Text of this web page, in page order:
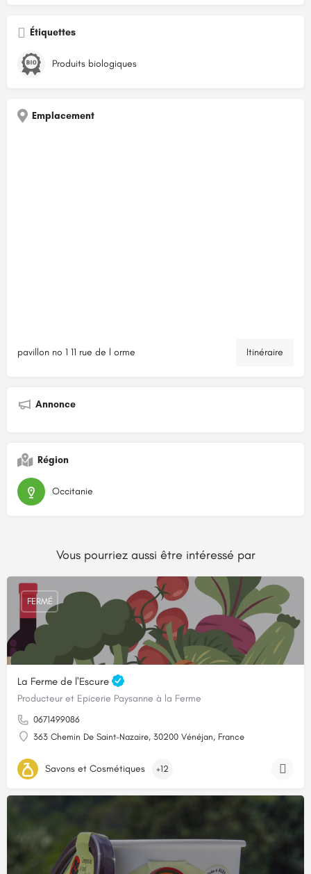
Étiquettes
Produits biologiques
Emplacement
pavillon no 1 11 rue de l orme Itinéraire
Annonce
Région
Occitanie
Vous pourriez aussi être intéressé par
La Ferme de l'Escure
Producteur et Epicerie Paysanne à la Ferme
0671499086
363 Chemin De Saint-Nazaire, 30200 Vénéjan, France
FERMÉ
Savons et Cosmétiques +12